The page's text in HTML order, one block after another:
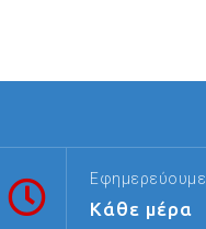
Εφημερεύουμε
Κάθε μέρα